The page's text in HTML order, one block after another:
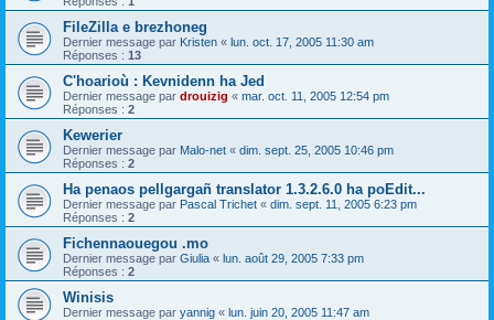
FileZilla e brezhoneg
Dernier message par Kristen « lun. oct. 17, 2005 11:30 am
Réponses : 13
C'hoarioù : Kevnidenn ha Jed
Dernier message par drouizig « mar. oct. 11, 2005 12:54 pm
Réponses : 2
Kewerier
Dernier message par Malo-net « dim. sept. 25, 2005 10:46 pm
Réponses : 2
Ha penaos pellgargañ translator 1.3.2.6.0 ha poEdit...
Dernier message par Pascal Trichet « dim. sept. 11, 2005 6:23 pm
Réponses : 2
Fichennaouegou .mo
Dernier message par Giulia « lun. août 29, 2005 7:33 pm
Réponses : 2
Winisis
Dernier message par yannig « lun. juin 20, 2005 11:47 am